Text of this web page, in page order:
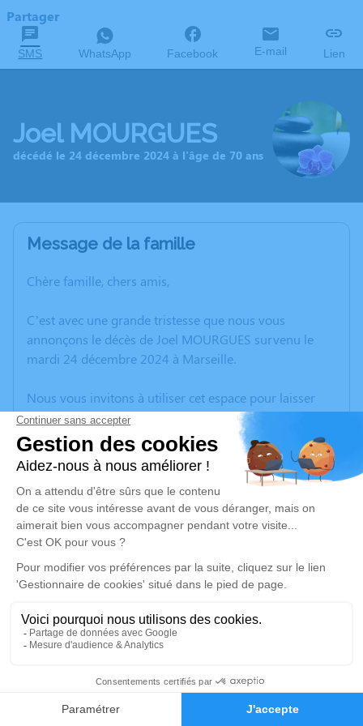
Faire-part Hommages
Partager
SMS WhatsApp Facebook E-mail Lien
Joel MOURGUES
décédé le 24 décembre 2024 à l'âge de 70 ans
Message de la famille
Chère famille, chers amis,
C’est avec une grande tristesse que nous vous
annonçons le décès de Joel MOURGUES survenu le
mardi 24 décembre 2024 à Marseille.
Nous vous invitons à utiliser cet espace pour laisser
vos condoléances, partager des photos souvenirs, une
anecdote ou exprimer vos pensées à travers des
poèmes ou des textes. Cet endroit est un lieu
d'expression dédié à honorer la mémoire de Joel
MOURGUES.
Un service de plantation d’arbre hommage est
disponible ici.
Je rends hommage
Crémation
Crématorium de Provence et Parc Mémorial
de Provence d'Aix-en-Provence